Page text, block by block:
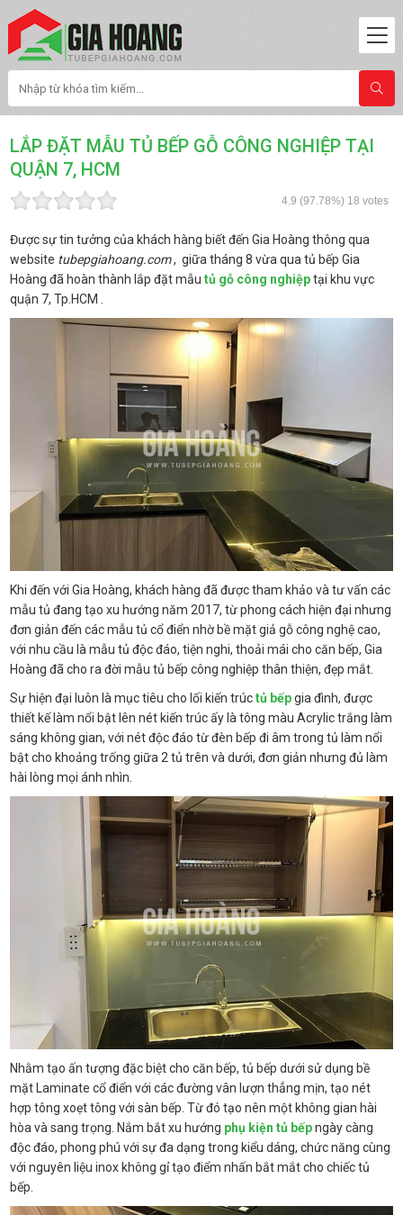
LẮP ĐẶT MẪU TỦ BẾP GỖ CÔNG NGHIỆP TẠI
QUẬN 7, HCM
4.9 (97.78%) 18 votes
Được sự tin tưởng của khách hàng biết đến Gia Hoàng thông qua
website tubepgiahoang.com, giữa tháng 8 vừa qua tủ bếp Gia
Hoàng đã hoàn thành lắp đặt mẫutủ gỗ công nghiệptại khu vực
quận 7, Tp.HCM .
Khi đến với Gia Hoàng, khách hàng đã được tham khảo và tư vấn các
mẫu tủ đang tạo xu hướng năm 2017, từ phong cách hiện đại nhưng
đơn giản đến các mẫu tủ cổ điển nhờ bề mặt giả gỗ công nghệ cao,
với nhu cầu là mẫu tủ độc đáo, tiện nghi, thoải mái cho căn bếp, Gia
Hoàng đã cho ra đời mẫu tủ bếp công nghiệp thân thiện, đẹp mắt.
Sự hiện đại luôn là mục tiêu cho lối kiến trúctủ bếpgia đình, được
thiết kế làm nổi bật lên nét kiến trúc ấy là tông màu Acrylic trắng làm
sáng không gian, với nét độc đáo từ đèn bếp đi âm trong tủ làm nổi
bật cho khoảng trống giữa 2 tủ trên và dưới, đơn giản nhưng đủ làm
hài lòng mọi ánh nhìn.
Nhằm tạo ấn tượng đặc biệt cho căn bếp, tủ bếp dưới sử dụng bề
mặt Laminate cổ điển với các đường vân lượn thẳng mịn, tạo nét
hợp tông xoẹt tông với sàn bếp. Từ đó tạo nên một không gian hài
hòa và sang trọng. Nắm bắt xu hướng phụ kiện tủ bếpngày càng
độc đáo, phong phú với sự đa dạng trong kiểu dáng, chức năng cùng
với nguyên liệu inox không gỉ tạo điểm nhấn bắt mắt cho chiếc tủ
bếp.